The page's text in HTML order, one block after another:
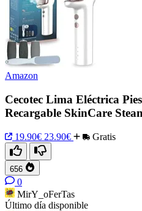
Amazon
Cecotec Lima Eléctrica
Recargable SkinCare
19.90€ 23.90€ Gratis
656
0
MirY_oFerTas
Último día disponible